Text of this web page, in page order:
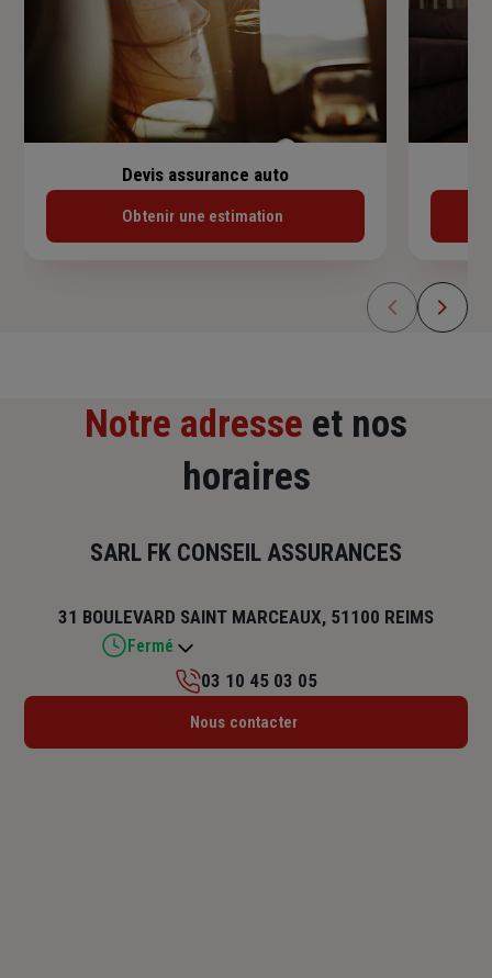
Devis assurance auto
Obtenir une estimation
Notre adresse et nos
horaires
SARL FK CONSEIL ASSURANCES
31 BOULEVARD SAINT MARCEAUX, 51100 REIMS
Fermé
Lundi : 10h – 12h15 / 13h45 – 17h45
03 10 45 03 05
Nous contacter